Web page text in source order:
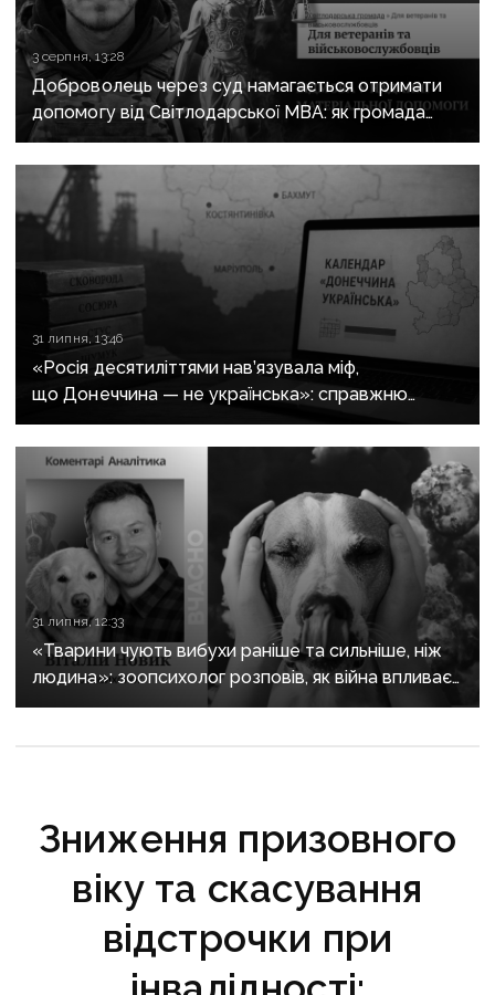
3 серпня, 13:28
Доброволець через суд намагається отримати
допомогу від Світлодарської МВА: як громада
руйнує довіру до влади
31 липня, 13:46
«Росія десятиліттями нав’язувала міф,
що Донеччина — не українська»: справжню
історію регіону зберуть в унікальному календарі
31 липня, 12:33
«Тварини чують вибухи раніше та сильніше, ніж
людина»: зоопсихолог розповів, як війна впливає
на домашніх улюбленців
Зниження призовного
віку та скасування
відстрочки при